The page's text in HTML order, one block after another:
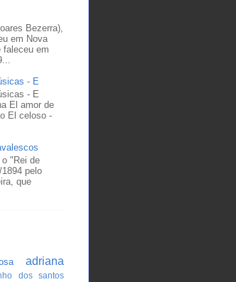
Bezerra),
em Nova
faleceu em
- E
- E
El amor de
El celoso -
"Rei de
pelo
que
adriana
dos santos